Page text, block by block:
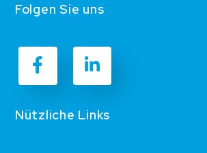
Folgen Sie uns
Nützliche Links